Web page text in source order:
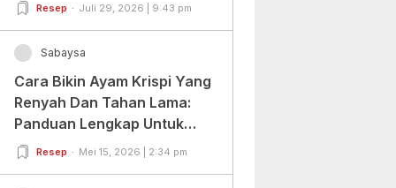
Resep Juli 29, 2026 | 9:43 pm
Sabaysa
Cara Bikin Ayam Krispi Yang
Renyah Dan Tahan Lama:
Panduan Lengkap Untuk
Pemula Dan Profesional
Resep Mei 15, 2026 | 2:34 pm